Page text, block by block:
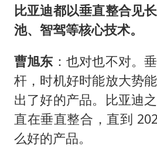
比亚迪都以垂直整合见
池、智驾等核心技术。
曹旭东 ：也对也不对。
杆，时机好时能放大势
出了好的产品。比亚迪
直在垂直整合，直到
么好的产品。